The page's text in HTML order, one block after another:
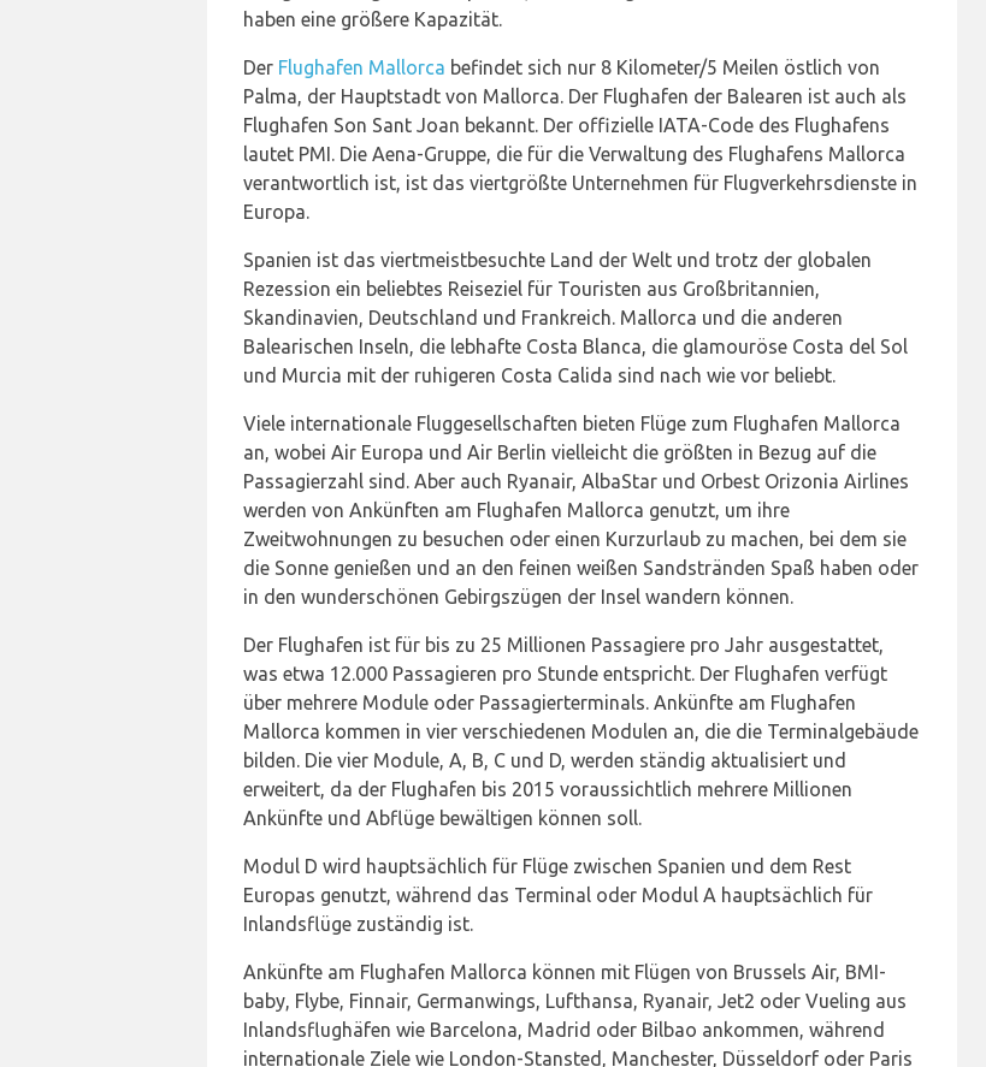
haben eine größere Kapazität.
Der Flughafen Mallorca befindet sich nur 8 Kilometer/5 Meilen östlich von
Palma, der Hauptstadt von Mallorca. Der Flughafen der Balearen ist auch als
Flughafen Son Sant Joan bekannt. Der offizielle IATA-Code des Flughafens
lautet PMI. Die Aena-Gruppe, die für die Verwaltung des Flughafens Mallorca
verantwortlich ist, ist das viertgrößte Unternehmen für Flugverkehrsdienste in
Europa.
Spanien ist das viertmeistbesuchte Land der Welt und trotz der globalen
Rezession ein beliebtes Reiseziel für Touristen aus Großbritannien,
Skandinavien, Deutschland und Frankreich. Mallorca und die anderen
Balearischen Inseln, die lebhafte Costa Blanca, die glamouröse Costa del Sol
und Murcia mit der ruhigeren Costa Calida sind nach wie vor beliebt.
Viele internationale Fluggesellschaften bieten Flüge zum Flughafen Mallorca
an, wobei Air Europa und Air Berlin vielleicht die größten in Bezug auf die
Passagierzahl sind. Aber auch Ryanair, AlbaStar und Orbest Orizonia Airlines
werden von Ankünften am Flughafen Mallorca genutzt, um ihre
Zweitwohnungen zu besuchen oder einen Kurzurlaub zu machen, bei dem sie
die Sonne genießen und an den feinen weißen Sandstränden Spaß haben oder
in den wunderschönen Gebirgszügen der Insel wandern können.
Der Flughafen ist für bis zu 25 Millionen Passagiere pro Jahr ausgestattet,
was etwa 12.000 Passagieren pro Stunde entspricht. Der Flughafen verfügt
über mehrere Module oder Passagierterminals. Ankünfte am Flughafen
Mallorca kommen in vier verschiedenen Modulen an, die die Terminalgebäude
bilden. Die vier Module, A, B, C und D, werden ständig aktualisiert und
erweitert, da der Flughafen bis 2015 voraussichtlich mehrere Millionen
Ankünfte und Abflüge bewältigen können soll.
Modul D wird hauptsächlich für Flüge zwischen Spanien und dem Rest
Europas genutzt, während das Terminal oder Modul A hauptsächlich für
Inlandsflüge zuständig ist.
Ankünfte am Flughafen Mallorca können mit Flügen von Brussels Air, BMI-
baby, Flybe, Finnair, Germanwings, Lufthansa, Ryanair, Jet2 oder Vueling aus
Inlandsflughäfen wie Barcelona, Madrid oder Bilbao ankommen, während
internationale Ziele wie London-Stansted, Manchester, Düsseldorf oder Paris